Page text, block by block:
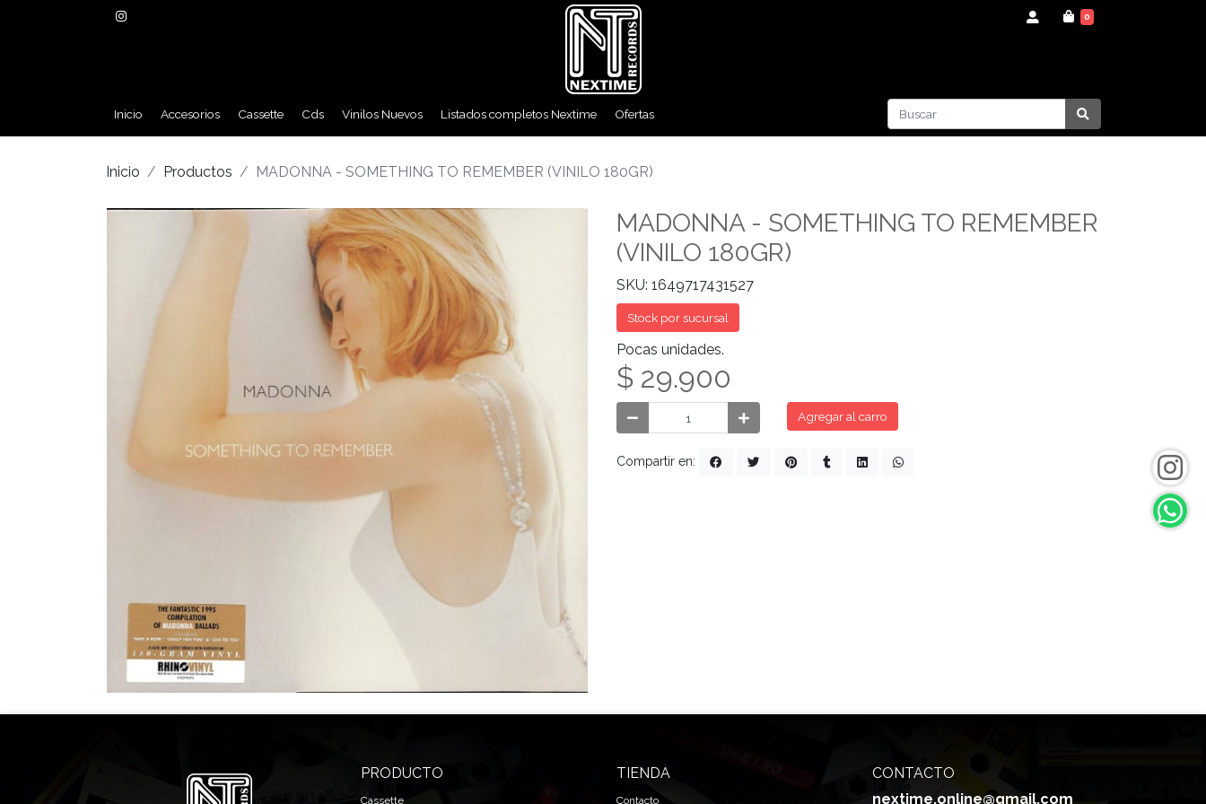
0
Inicio Accesorios Cassette Cds Vinilos Nuevos Listados completos Nextime Ofertas
Inicio Productos MADONNA - SOMETHING TO REMEMBER (VINILO 180GR)
MADONNA - SOMETHING TO REMEMBER
(VINILO 180GR)
SKU: 1649717431527
Stock por sucursal
Pocas unidades.
$ 29.900
Agregar al carro
Compartir en:
PRODUCTO
Cassette
TIENDA
Contacto
CONTACTO
nextime.online@gmail.com